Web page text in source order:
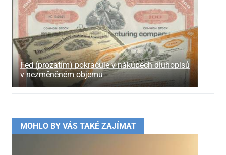
Fed (prozatím) pokračuje v nákupech dluhopisů
v nezměněném objemu
MOHLO BY VÁS TAKÉ ZAJÍMAT